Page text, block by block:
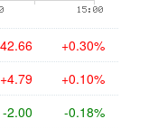
+0.30%
+4.79 +0.10%
-2.00 -0.18%